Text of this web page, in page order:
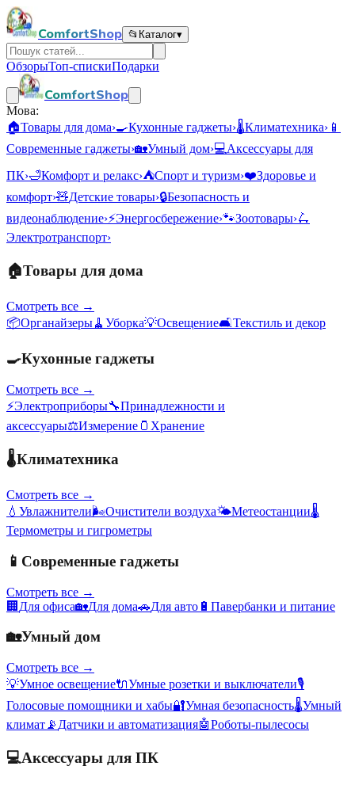
ComfortShop 📂 Каталог▾
ОбзорыТоп-спискиПодарки
ComfortShop
Мова:
🏠Товары для дома›🍳Кухонные гаджеты›🌡️Климатехника› 📱
Современные гаджеты›🏡Умный дом›💻Аксессуары для
ПК›🛁Комфорт и релакс›⛺Спорт и туризм›❤️Здоровье и
комфорт›🧸Детские товары›🔒Безопасность и
видеонаблюдение›⚡Энергосбережение›🐾Зоотовары›🛴
Электротранспорт›
🏠Товары для дома
Смотреть все →
📦Органайзеры🧹 Уборка💡Освещение🛋️Текстиль и декор
🍳Кухонные гаджеты
Смотреть все →
⚡Электроприборы🔧Принадлежности и
аксессуары⚖️Измерение 🫙 Хранение
🌡️Климатехника
Смотреть все →
💧 Увлажнители🌬️Очистители воздуха🌤️Метеостанции🌡️
Термометры и гигрометры
📱 Современные гаджеты
Смотреть все →
🏢 Для офиса🏡Для дома🚗Для авто 🔋 Павербанки и питание
🏡Умный дом
Смотреть все →
💡Умное освещение🔌Умные розетки и выключатели🎙️
Голосовые помощники и хабы🔐Умная безопасность🌡️Умный
климат 📡 Датчики и автоматизация🤖Роботы-пылесосы
💻Аксессуары для ПК